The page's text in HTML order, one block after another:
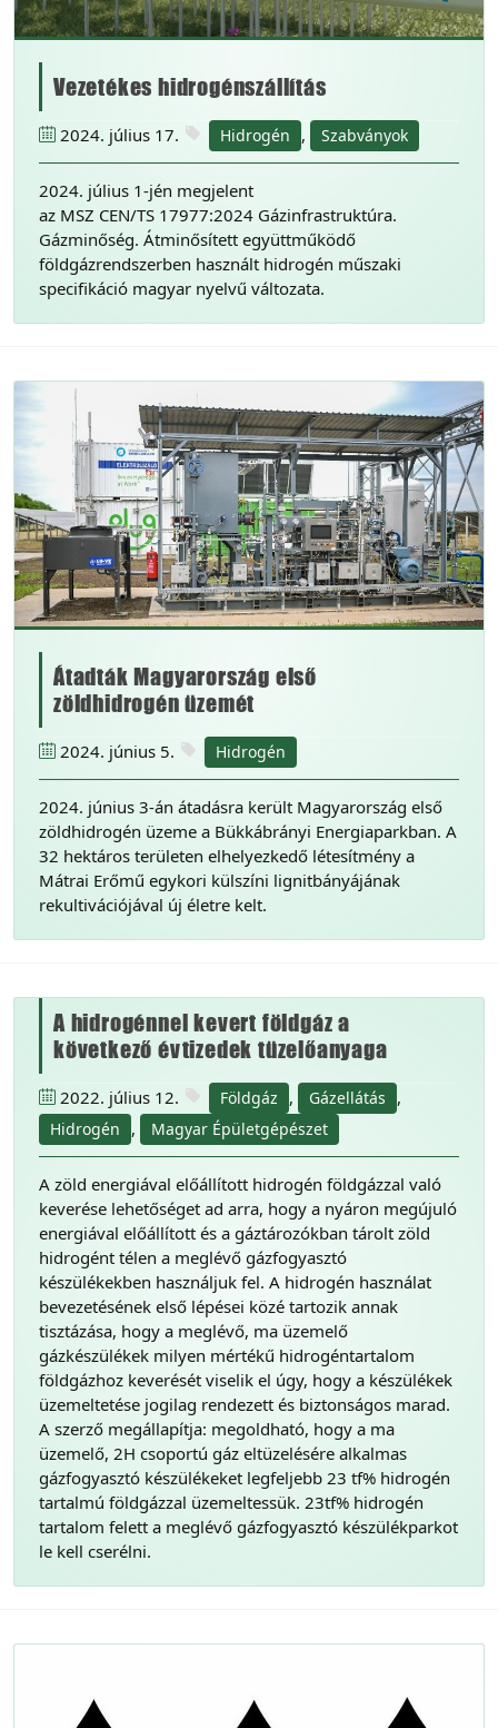
Vezetékes hidrogénszállítás
2024. július 17. Hidrogén , Szabványok
2024. július 1-jén megjelent
az MSZ CEN/TS 17977:2024 Gázinfrastruktúra.
Gázminőség. Átminősített együttműködő
földgázrendszerben használt hidrogén műszaki
specifikáció magyar nyelvű változata.
Átadták Magyarország első
zöldhidrogén üzemét
2024. június 5. Hidrogén
2024. június 3-án átadásra került Magyarország első
zöldhidrogén üzeme a Bükkábrányi Energiaparkban. A
32 hektáros területen elhelyezkedő létesítmény a
Mátrai Erőmű egykori külszíni lignitbányájának
rekultivációjával új életre kelt.
A hidrogénnel kevert földgáz a
következő évtizedek tüzelőanyaga
2022. július 12. Földgáz , Gázellátás ,
Hidrogén , Magyar Épületgépészet
A zöld energiával előállított hidrogén földgázzal való
keverése lehetőséget ad arra, hogy a nyáron megújuló
energiával előállított és a gáztározókban tárolt zöld
hidrogént télen a meglévő gázfogyasztó
készülékekben használjuk fel. A hidrogén használat
bevezetésének első lépései közé tartozik annak
tisztázása, hogy a meglévő, ma üzemelő
gázkészülékek milyen mértékű hidrogéntartalom
földgázhoz keverését viselik el úgy, hogy a készülékek
üzemeltetése jogilag rendezett és biztonságos marad.
A szerző megállapítja: megoldható, hogy a ma
üzemelő, 2H csoportú gáz eltüzelésére alkalmas
gázfogyasztó készülékeket legfeljebb 23 tf% hidrogén
tartalmú földgázzal üzemeltessük. 23tf% hidrogén
tartalom felett a meglévő gázfogyasztó készülékparkot
le kell cserélni.